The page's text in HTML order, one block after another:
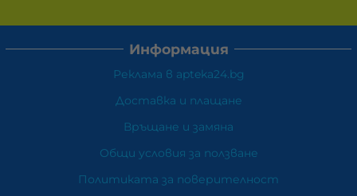
Информация
Реклама в apteka24.bg
Доставка и плащане
Връщане и замяна
Общи условия за ползване
Политиката за поверителност